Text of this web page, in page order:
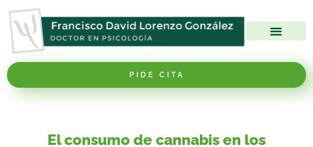
PIDE CITA
El consumo de cannabis en los